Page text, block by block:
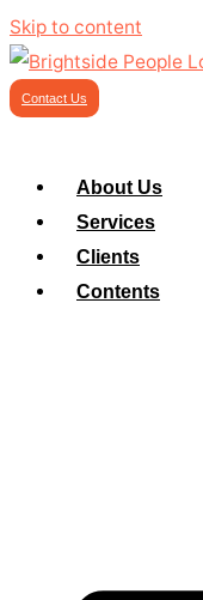
Skip to content
Contact Us
About Us
Services
Clients
Contents